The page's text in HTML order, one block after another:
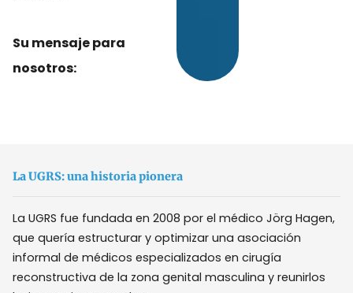
Su mensaje para
nosotros:
La UGRS: una historia pionera
La UGRS fue fundada en 2008 por el médico Jörg Hagen,
que quería estructurar y optimizar una asociación
informal de médicos especializados en cirugía
reconstructiva de la zona genital masculina y reunirlos